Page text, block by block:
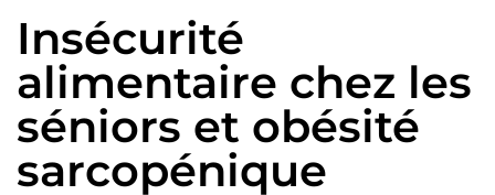
Insécurité
alimentaire chez les
séniors et obésité
sarcopénique